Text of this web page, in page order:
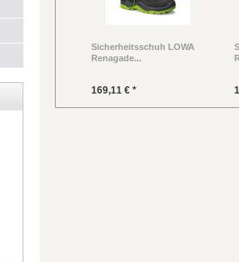
Sicherheitsschuh LOWA
Renagade...
169,11 € *